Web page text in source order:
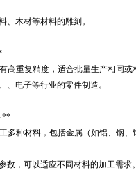
、木材等材料的雕刻。
高重复精度，适合批量生产相同或
、电子等行业的零件制造。
**
多种材料，包括金属（如铝、钢
数，可以适应不同材料的加工需求。